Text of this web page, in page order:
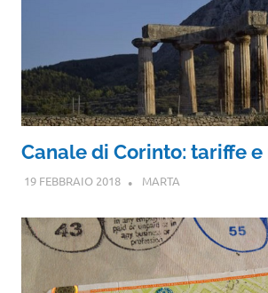
Canale di Corinto: tariffe
19 FEBBRAIO 2018 MARTA